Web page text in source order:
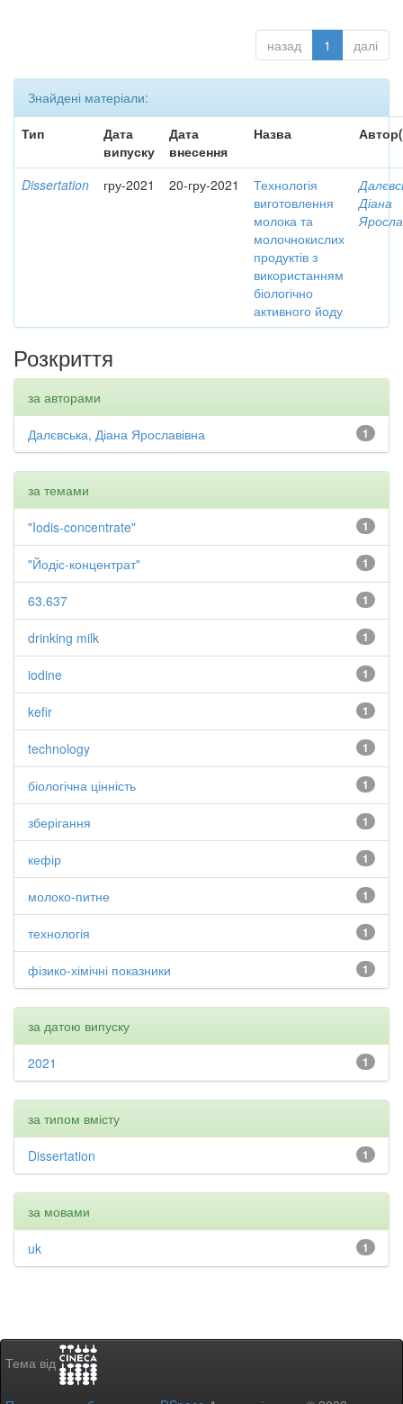
назад 1 далі
Знайдені матеріали:
Тип
Дата
випуску
Дата
внесення
Назва
Dissertation гру-2021 20-гру-2021
Технологія
виготовлення
молока та
молочнокислих
продуктів з
використанням
біологічно
активного йоду
Діана
Розкриття
за авторами
1
Далєвська, Діана Ярославівна
за темами
1
"Iodis-concentrate"
1
"Йодіс-концентрат"
1
63.637
1
drinking milk
1
iodine
1
kefir
1
technology
1
біологічна цінність
1
зберігання
1
кефір
1
молоко-питне
1
технологія
1
фізико-хімічні показники
за датою випуску
1
2021
за типом вмісту
1
Dissertation
за мовами
1
uk
Тема від